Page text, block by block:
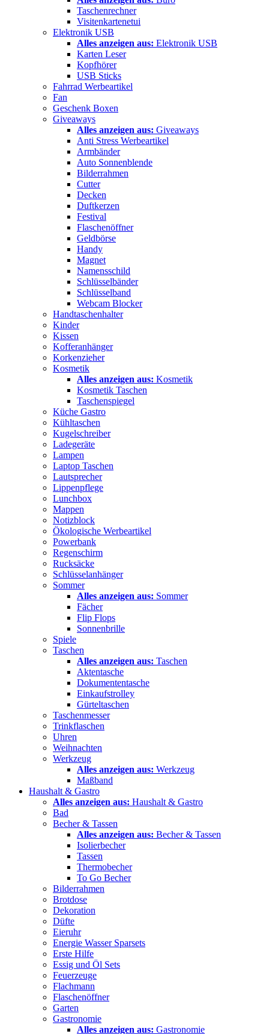
Taschenrechner
Visitenkartenetui
Elektronik USB
Alles anzeigen aus: Elektronik USB
Karten Leser
Kopfhörer
USB Sticks
Fahrrad Werbeartikel
Fan
Geschenk Boxen
Giveaways
Alles anzeigen aus: Giveaways
Anti Stress Werbeartikel
Armbänder
Auto Sonnenblende
Bilderrahmen
Cutter
Decken
Duftkerzen
Festival
Flaschenöffner
Geldbörse
Handy
Magnet
Namensschild
Schlüsselbänder
Schlüsselband
Webcam Blocker
Handtaschenhalter
Kinder
Kissen
Kofferanhänger
Korkenzieher
Kosmetik
Alles anzeigen aus: Kosmetik
Kosmetik Taschen
Taschenspiegel
Küche Gastro
Kühltaschen
Kugelschreiber
Ladegeräte
Lampen
Laptop Taschen
Lautsprecher
Lippenpflege
Lunchbox
Mappen
Notizblock
Ökologische Werbeartikel
Powerbank
Regenschirm
Rucksäcke
Schlüsselanhänger
Sommer
Alles anzeigen aus: Sommer
Fächer
Flip Flops
Sonnenbrille
Spiele
Taschen
Alles anzeigen aus: Taschen
Aktentasche
Dokumententasche
Einkaufstrolley
Gürteltaschen
Taschenmesser
Trinkflaschen
Uhren
Weihnachten
Werkzeug
Alles anzeigen aus: Werkzeug
Maßband
Haushalt & Gastro
Alles anzeigen aus: Haushalt & Gastro
Bad
Becher & Tassen
Alles anzeigen aus: Becher & Tassen
Isolierbecher
Tassen
Thermobecher
To Go Becher
Bilderrahmen
Brotdose
Dekoration
Düfte
Eieruhr
Energie Wasser Sparsets
Erste Hilfe
Essig und Öl Sets
Feuerzeuge
Flachmann
Flaschenöffner
Garten
Gastronomie
Alles anzeigen aus: Gastronomie